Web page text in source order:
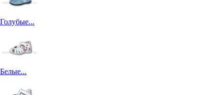
Голубые...
Белые...